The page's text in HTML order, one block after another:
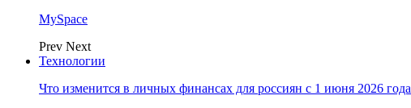
MySpace
Prev Next
Технологии
Что изменится в личных финансах для россиян с 1 июня 2026 года